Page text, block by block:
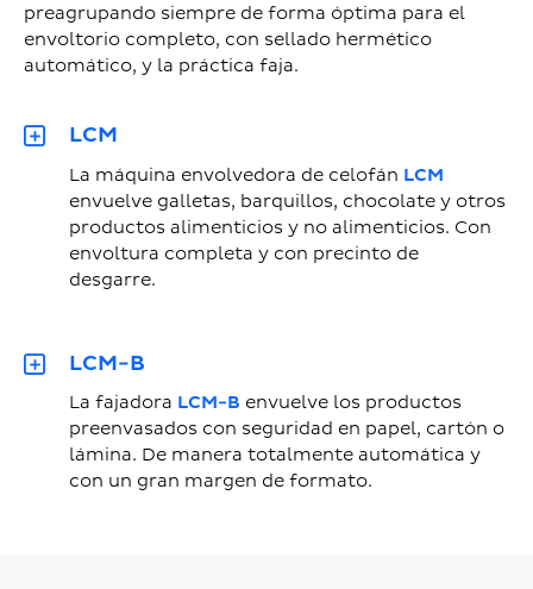
preagrupando siempre de forma óptima para el
envoltorio completo, con sellado hermético
automático, y la práctica faja.
LCM
La máquina envolvedora de celofán LCM
envuelve galletas, barquillos, chocolate y otros
productos alimenticios y no alimenticios. Con
envoltura completa y con precinto de
desgarre.
LCM-B
La fajadora LCM-B envuelve los productos
preenvasados con seguridad en papel, cartón o
lámina. De manera totalmente automática y
con un gran margen de formato.